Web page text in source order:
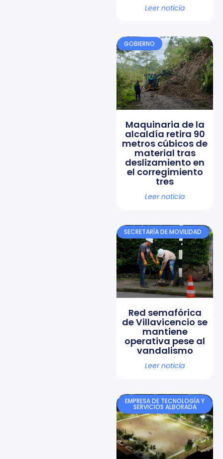
Leer noticia
GOBIERNO
Maquinaria de la
alcaldía retira 90
metros cúbicos de
material tras
deslizamiento en
el corregimiento
tres
Leer noticia
SECRETARÍA DE MOVILIDAD
Red semafórica
de Villavicencio se
mantiene
operativa pese al
vandalismo
Leer noticia
EMPRESA DE TECNOLOGÍA Y
SERVICIOS ALBORADA